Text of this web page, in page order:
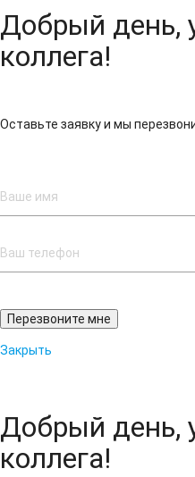
Добрый день,
коллега!
Оставьте заявку и мы
Закрыть
Добрый день,
коллега!